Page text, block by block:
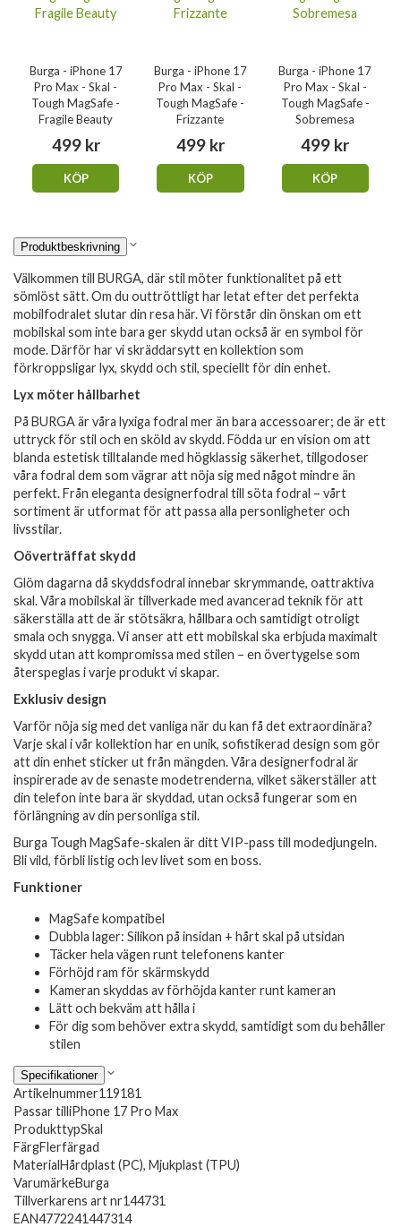
Burga - iPhone 17
Pro Max - Skal -
Tough MagSafe -
Fragile Beauty
499 kr
KÖP
Burga - iPhone 17
Pro Max - Skal -
Tough MagSafe -
Frizzante
499 kr
KÖP
Burga - iPhone 17
Pro Max - Skal -
Tough MagSafe -
Sobremesa
499 kr
KÖP
Produktbeskrivning
Välkommen till BURGA, där stil möter funktionalitet på ett
sömlöst sätt. Om du outtröttligt har letat efter det perfekta
mobilfodralet slutar din resa här. Vi förstår din önskan om ett
mobilskal som inte bara ger skydd utan också är en symbol för
mode. Därför har vi skräddarsytt en kollektion som
förkroppsligar lyx, skydd och stil, speciellt för din enhet.
Lyx möter hållbarhet
På BURGA är våra lyxiga fodral mer än bara accessoarer; de är ett
uttryck för stil och en sköld av skydd. Födda ur en vision om att
blanda estetisk tilltalande med högklassig säkerhet, tillgodoser
våra fodral dem som vägrar att nöja sig med något mindre än
perfekt. Från eleganta designerfodral till söta fodral – vårt
sortiment är utformat för att passa alla personligheter och
livsstilar.
Oöverträffat skydd
Glöm dagarna då skyddsfodral innebar skrymmande, oattraktiva
skal. Våra mobilskal är tillverkade med avancerad teknik för att
säkerställa att de är stötsäkra, hållbara och samtidigt otroligt
smala och snygga. Vi anser att ett mobilskal ska erbjuda maximalt
skydd utan att kompromissa med stilen – en övertygelse som
återspeglas i varje produkt vi skapar.
Exklusiv design
Varför nöja sig med det vanliga när du kan få det extraordinära?
Varje skal i vår kollektion har en unik, sofistikerad design som gör
att din enhet sticker ut från mängden. Våra designerfodral är
inspirerade av de senaste modetrenderna, vilket säkerställer att
din telefon inte bara är skyddad, utan också fungerar som en
förlängning av din personliga stil.
Burga Tough MagSafe-skalen är ditt VIP-pass till modedjungeln.
Bli vild, förbli listig och lev livet som en boss.
Funktioner
MagSafe kompatibel
Dubbla lager: Silikon på insidan + hårt skal på utsidan
Täcker hela vägen runt telefonens kanter
Förhöjd ram för skärmskydd
Kameran skyddas av förhöjda kanter runt kameran
Lätt och bekväm att hålla i
För dig som behöver extra skydd, samtidigt som du behåller
stilen
Specifikationer
Artikelnummer119181
Passar tilliPhone 17 Pro Max
ProdukttypSkal
FärgFlerfärgad
MaterialHårdplast (PC), Mjukplast (TPU)
VarumärkeBurga
Tillverkarens art nr144731
EAN4772241447314